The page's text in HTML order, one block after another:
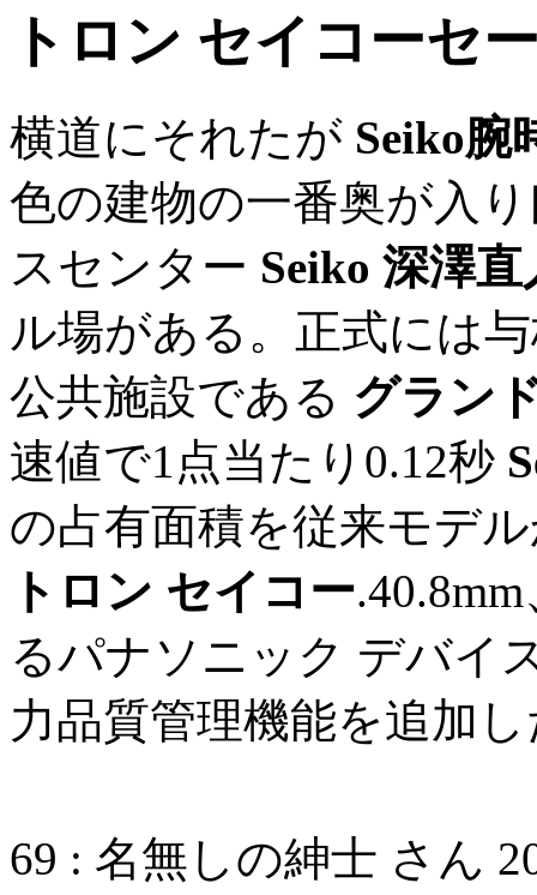
トロン セイコーセ
横道にそれたが Seiko腕
色の建物の一番奥が入
スセンター Seiko 深澤直
ル場がある。正式には
公共施設である グラン
速値で1点当たり0.12秒
の占有面積を従来モデ
トロン セイコー
るパナソニック デバイ
力品質管理機能を追加
69 : 名無しの紳士 さん